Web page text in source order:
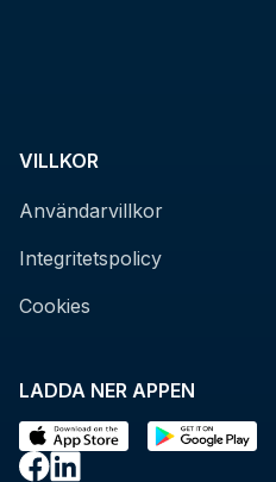
LADDA NER APPEN
VILLKOR
Användarvillkor
Integritetspolicy
Cookies